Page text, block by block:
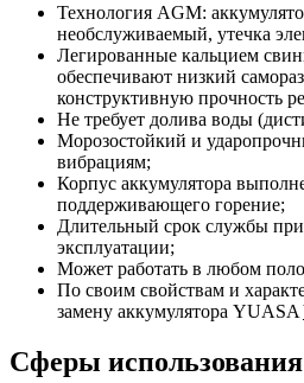
Технология AGM:
необслуживаемый, утечка
Легированные кальцием
обеспечивают низкий
конструктивную прочность
Не требует долива воды
Морозостойкий и
вибрациям;
Корпус аккумулятора
поддерживающего горение;
Длительный срок службы
эксплуатации;
Может работать в любом
По своим свойствам и
замену аккумулятора YUASA
Cферы